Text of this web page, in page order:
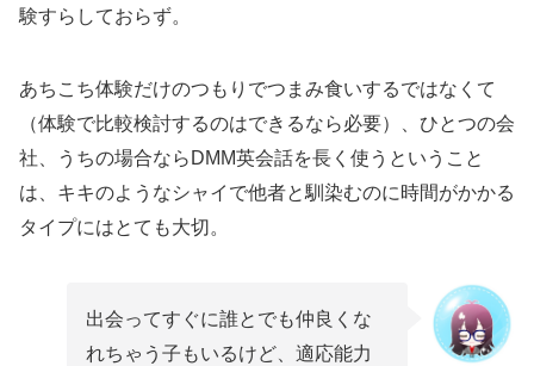
験すらしておらず。
あちこち体験だけのつもりでつまみ食いするではなくて
（体験で比較検討するのはできるなら必要）、ひとつの会
社、うちの場合ならDMM英会話を長く使うということ
は、キキのようなシャイで他者と馴染むのに時間がかかる
タイプにはとても大切。
出会ってすぐに誰とでも仲良くな
れちゃう子もいるけど、適応能力